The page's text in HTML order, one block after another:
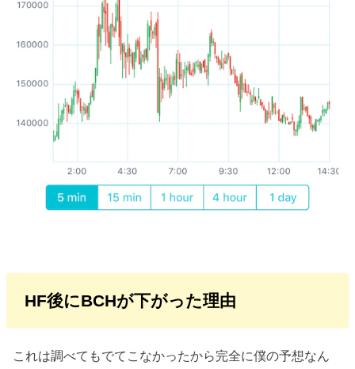
HF後にBCHが下がった理由
これは調べてもでてこなかったから完全に僕の予想なん